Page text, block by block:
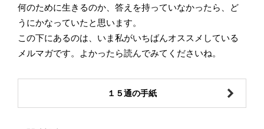
何のために生きるのか、答えを持っていなかったら、ど
うにかなっていたと思います。
この下にあるのは、いま私がいちばんオススメしている
メルマガです。よかったら読んでみてくださいね。
１５通の手紙